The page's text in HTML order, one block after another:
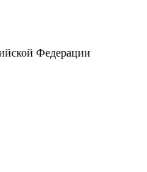
Федерации